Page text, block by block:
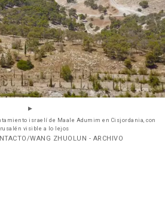
israelí de Maale Adumim en Cisjordania, con
visible a lo lejos
WANG ZHUOLUN - ARCHIVO